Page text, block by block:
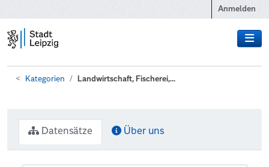
Anmelden
Kategorien Landwirtschaft, Fischerei,...
Datensätze Über uns